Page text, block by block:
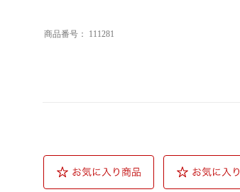
商品番号： 111281